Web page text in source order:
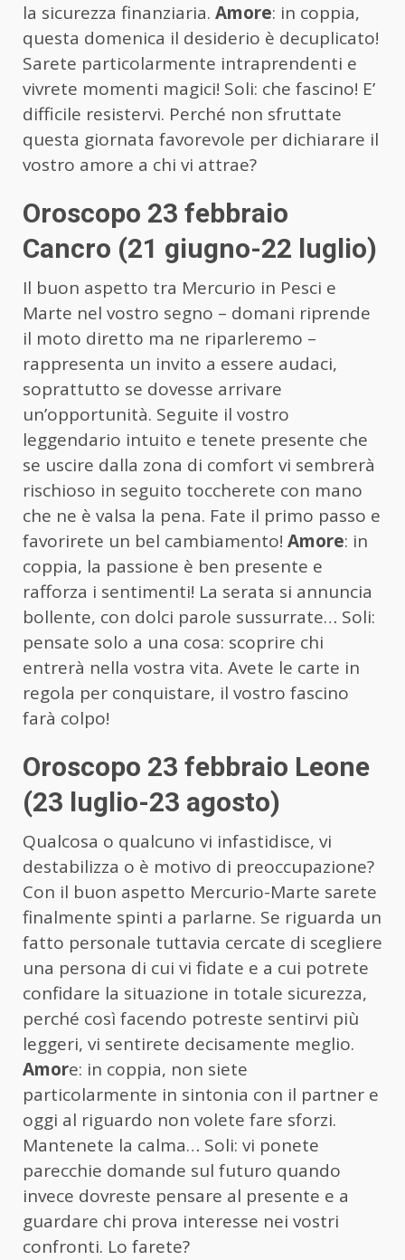
la sicurezza finanziaria. Amore: in coppia,
questa domenica il desiderio è decuplicato!
Sarete particolarmente intraprendenti e
vivrete momenti magici! Soli: che fascino! E’
difficile resistervi. Perché non sfruttate
questa giornata favorevole per dichiarare il
vostro amore a chi vi attrae?
Oroscopo 23 febbraio
Cancro (21 giugno-22 luglio)
Il buon aspetto tra Mercurio in Pesci e
Marte nel vostro segno – domani riprende
il moto diretto ma ne riparleremo –
rappresenta un invito a essere audaci,
soprattutto se dovesse arrivare
un’opportunità. Seguite il vostro
leggendario intuito e tenete presente che
se uscire dalla zona di comfort vi sembrerà
rischioso in seguito toccherete con mano
che ne è valsa la pena. Fate il primo passo e
favorirete un bel cambiamento! Amore: in
coppia, la passione è ben presente e
rafforza i sentimenti! La serata si annuncia
bollente, con dolci parole sussurrate… Soli:
pensate solo a una cosa: scoprire chi
entrerà nella vostra vita. Avete le carte in
regola per conquistare, il vostro fascino
farà colpo!
Oroscopo 23 febbraio Leone
(23 luglio-23 agosto)
Qualcosa o qualcuno vi infastidisce, vi
destabilizza o è motivo di preoccupazione?
Con il buon aspetto Mercurio-Marte sarete
finalmente spinti a parlarne. Se riguarda un
fatto personale tuttavia cercate di scegliere
una persona di cui vi fidate e a cui potrete
confidare la situazione in totale sicurezza,
perché così facendo potreste sentirvi più
leggeri, vi sentirete decisamente meglio.
Amore: in coppia, non siete
particolarmente in sintonia con il partner e
oggi al riguardo non volete fare sforzi.
Mantenete la calma… Soli: vi ponete
parecchie domande sul futuro quando
invece dovreste pensare al presente e a
guardare chi prova interesse nei vostri
confronti. Lo farete?